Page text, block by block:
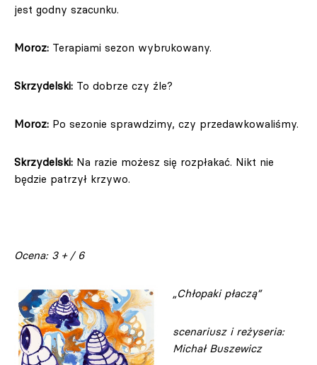
jest godny szacunku.
Moroz: Terapiami sezon wybrukowany.
Skrzydelski: To dobrze czy źle?
Moroz: Po sezonie sprawdzimy, czy przedawkowaliśmy.
Skrzydelski: Na razie możesz się rozpłakać. Nikt nie
będzie patrzył krzywo.
Ocena: 3 + / 6
„Chłopaki płaczą”
scenariusz i reżyseria:
Michał Buszewicz